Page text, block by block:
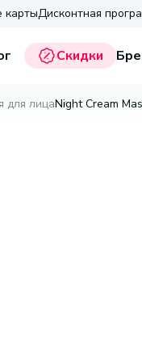
картыДисконтная
Скидки
для лицаNight Cream